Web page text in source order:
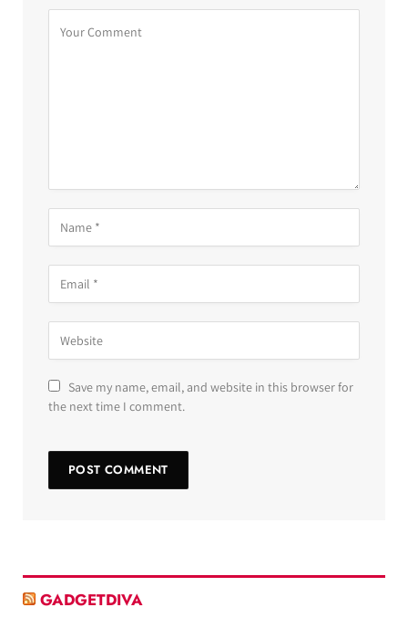
Save my name, email, and website in this browser for
the next time I comment.
GADGETDIVA